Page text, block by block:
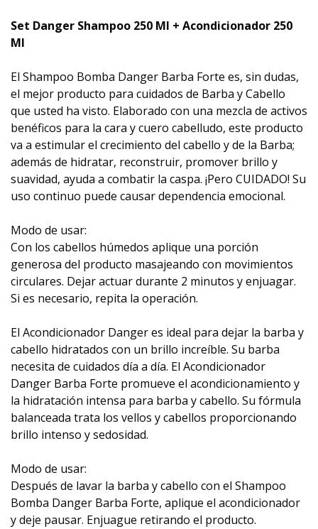
Set Danger Shampoo 250 Ml + Acondicionador 250
Ml
El Shampoo Bomba Danger Barba Forte es, sin dudas,
el mejor producto para cuidados de Barba y Cabello
que usted ha visto. Elaborado con una mezcla de activos
benéficos para la cara y cuero cabelludo, este producto
va a estimular el crecimiento del cabello y de la Barba;
además de hidratar, reconstruir, promover brillo y
suavidad, ayuda a combatir la caspa. ¡Pero CUIDADO! Su
uso continuo puede causar dependencia emocional.
Modo de usar:
Con los cabellos húmedos aplique una porción
generosa del producto masajeando con movimientos
circulares. Dejar actuar durante 2 minutos y enjuagar.
Si es necesario, repita la operación.
El Acondicionador Danger es ideal para dejar la barba y
cabello hidratados con un brillo increíble. Su barba
necesita de cuidados día a día. El Acondicionador
Danger Barba Forte promueve el acondicionamiento y
la hidratación intensa para barba y cabello. Su fórmula
balanceada trata los vellos y cabellos proporcionando
brillo intenso y sedosidad.
Modo de usar:
Después de lavar la barba y cabello con el Shampoo
Bomba Danger Barba Forte, aplique el acondicionador
y deje pausar. Enjuague retirando el producto.